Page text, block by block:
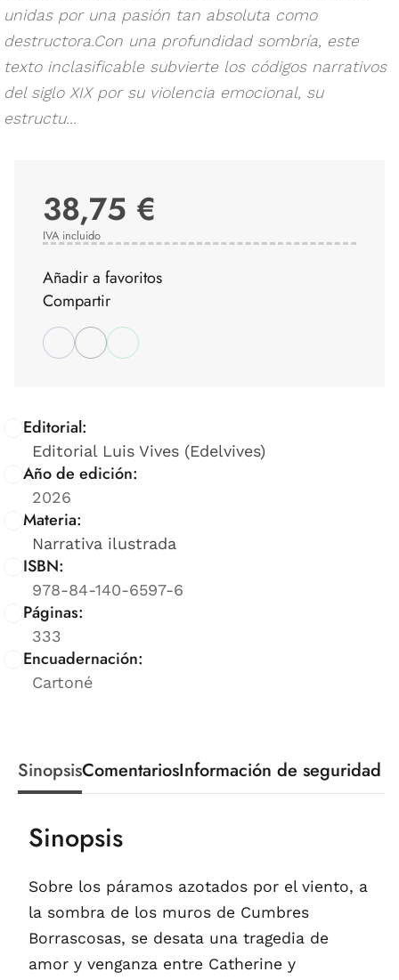
unidas por una pasión tan absoluta como
destructora.Con una profundidad sombría, este
texto inclasificable subvierte los códigos narrativos
del siglo XIX por su violencia emocional, su
estructu...
Editorial:
Editorial Luis Vives (Edelvives)
Año de edición:
2026
Materia:
Narrativa ilustrada
ISBN:
978-84-140-6597-6
Páginas:
333
Encuadernación:
Cartoné
38,75 €
IVA incluido
Añadir a favoritos
Compartir
SinopsisComentariosInformación de seguridad
Sinopsis
Sobre los páramos azotados por el viento, a
la sombra de los muros de Cumbres
Borrascosas, se desata una tragedia de
amor y venganza entre Catherine y